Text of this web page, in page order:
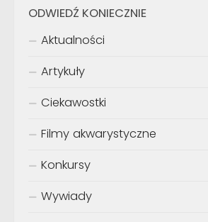
ODWIEDŹ KONIECZNIE
Aktualności
Artykuły
Ciekawostki
Filmy akwarystyczne
Konkursy
Wywiady